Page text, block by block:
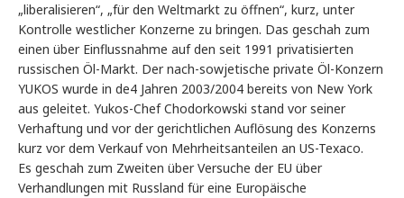
„liberalisieren“, „für den Weltmarkt zu öffnen“, kurz, unter
Kontrolle westlicher Konzerne zu bringen. Das geschah zum
einen über Einflussnahme auf den seit 1991 privatisierten
russischen Öl-Markt. Der nach-sowjetische private Öl-Konzern
YUKOS wurde in de4 Jahren 2003/2004 bereits von New York
aus geleitet. Yukos-Chef Chodorkowski stand vor seiner
Verhaftung und vor der gerichtlichen Auflösung des Konzerns
kurz vor dem Verkauf von Mehrheitsanteilen an US-Texaco.
Es geschah zum Zweiten über Versuche der EU über
Verhandlungen mit Russland für eine Europäische